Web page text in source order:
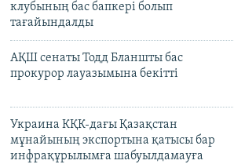
клубының бас бапкері болып
тағайындалды
АҚШ сенаты Тодд Бланшты бас
прокурор лауазымына бекітті
Украина КҚК-дағы Қазақстан
мұнайының экспортына қатысы бар
инфрақұрылымға шабуылдамауға